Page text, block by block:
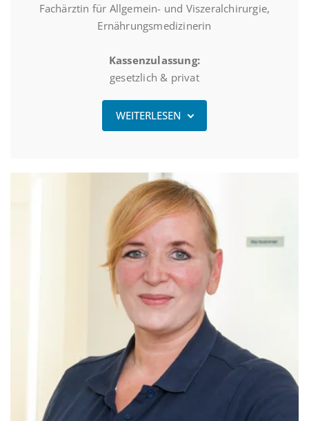
Fachärztin für Allgemein- und Viszeralchirurgie,
Ernährungsmedizinerin
Kassenzulassung:
gesetzlich & privat
WEITERLESEN